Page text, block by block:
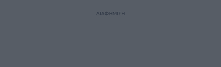
ΔΙΑΦΗΜΙΣΗ